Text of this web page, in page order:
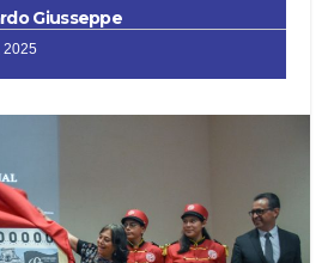
Giusseppe
2025